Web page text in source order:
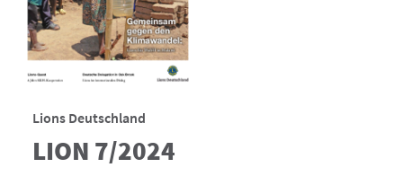
Lions Deutschland
LION 7/2024